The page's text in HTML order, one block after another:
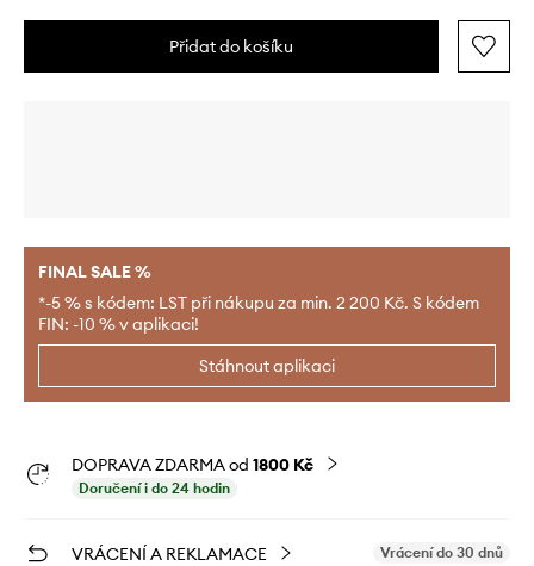
Přidat do košíku
FINAL SALE %
*-5 % s kódem: LST při nákupu za min. 2 200 Kč. S kódem
FIN: -10 % v aplikaci!
Stáhnout aplikaci
DOPRAVA ZDARMA od 1800 Kč
Doručení i do 24 hodin
VRÁCENÍ A REKLAMACE Vrácení do 30 dnů